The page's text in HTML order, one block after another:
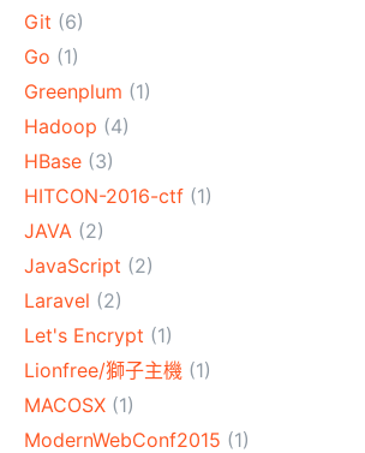
Git (6)
Go (1)
Greenplum (1)
Hadoop (4)
HBase (3)
HITCON-2016-ctf (1)
JAVA (2)
JavaScript (2)
Laravel (2)
Let's Encrypt (1)
Lionfree/獅子主機 (1)
MACOSX (1)
ModernWebConf2015 (1)